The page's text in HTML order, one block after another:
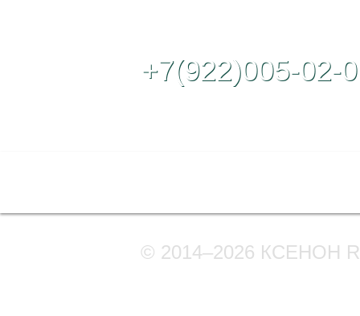
+7(922)005-02-
© 2014–2026 КСЕНОН